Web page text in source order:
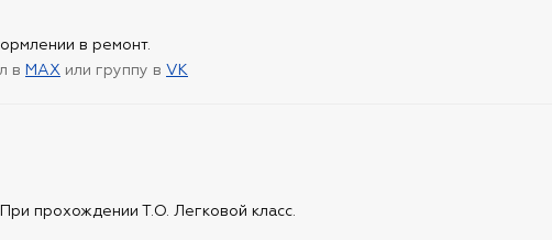
в ремонт.
в MAX или группу в VK
прохождении Т.О. Легковой класс.